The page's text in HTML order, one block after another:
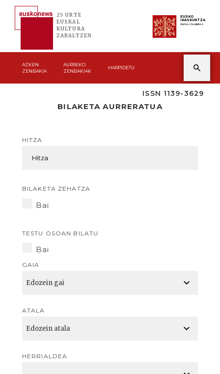
25 URTE
EUSKAL
KULTURA
ZABALTZEN
EUSKO
IKASKUNTZA
Asmoz ta jakitez
AZKEN
ZENBAKIA
AURREKO
ZENBAKIAK
HARPIDETU
ISSN 1139-3629
BILAKETA AURRERATUA
HITZA
BILAKETA ZEHATZA
Bai
TESTU OSOAN BILATU
Bai
GAIA
ATALA
HERRIALDEA